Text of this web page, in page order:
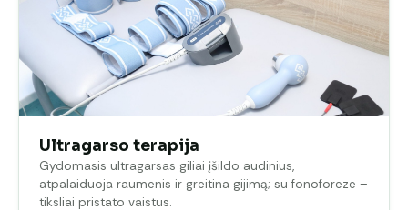
Ultragarso terapija
Gydomasis ultragarsas giliai įšildo audinius,
atpalaiduoja raumenis ir greitina gijimą; su fonoforeze –
tiksliai pristato vaistus.